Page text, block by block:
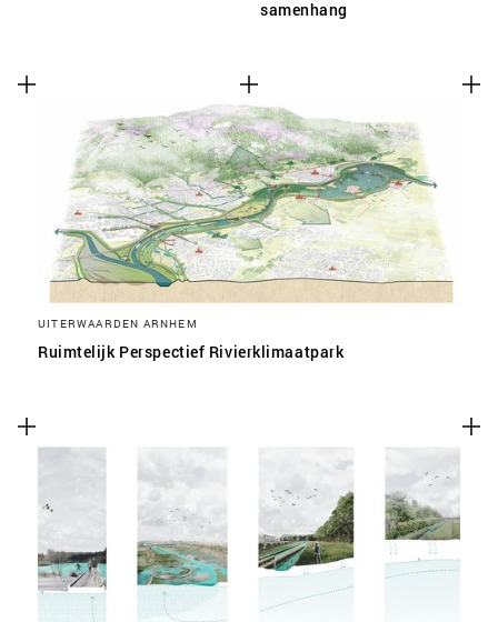
samenhang
UITERWAARDEN ARNHEM
Ruimtelijk Perspectief Rivierklimaatpark